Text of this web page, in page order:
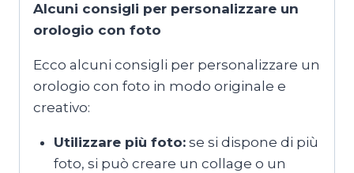
Alcuni consigli per personalizzare un
orologio con foto
Ecco alcuni consigli per personalizzare un
orologio con foto in modo originale e
creativo:
Utilizzare più foto:se si dispone di più
foto, si può creare un collage o un